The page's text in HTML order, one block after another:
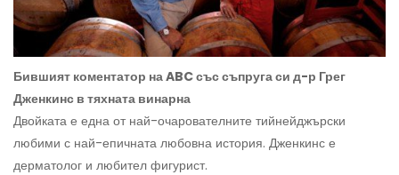
Бившият коментатор на ABC със съпруга си д-р Грег
Дженкинс в тяхната винарна
Двойката е една от най-очарователните тийнейджърски
любими с най-епичната любовна история. Дженкинс е
дерматолог и любител фигурист.